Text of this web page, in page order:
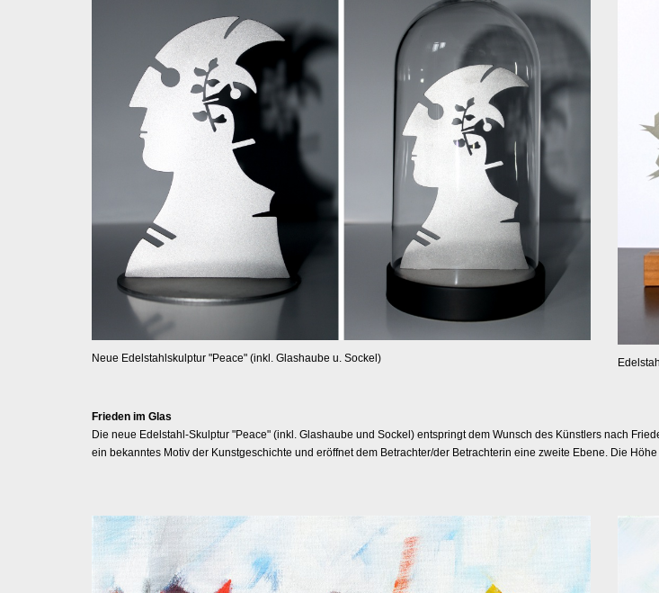
Neue Edelstahlskulptur "Peace" (inkl. Glashaube u. Sockel)
Frieden im Glas
Die neue Edelstahl-Skulptur "Peace" (inkl. Glashaube und Sockel) entspringt dem Wunsch des Künstlers nach
ein bekanntes Motiv der Kunstgeschichte und eröffnet dem Betrachter/der Betrachterin eine zweite Ebene. Die